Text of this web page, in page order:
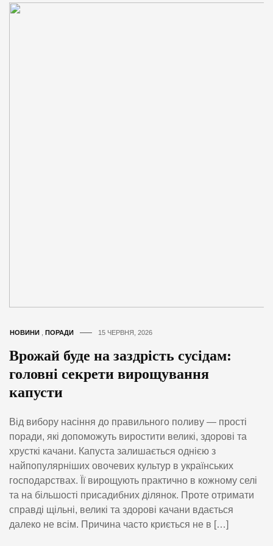
НОВИНИ ПОРАДИ 15 ЧЕРВНЯ, 2026
Врожай буде на заздрість сусідам:
головні секрети вирощування
капусти
Від вибору насіння до правильного поливу — прості
поради, які допоможуть виростити великі, здорові та
хрусткі качани. Капуста залишається однією з
найпопулярніших овочевих культур в українських
господарствах. Її вирощують практично в кожному селі
та на більшості присадибних ділянок. Проте отримати
справді щільні, великі та здорові качани вдається
далеко не всім. Причина часто криється не в […]